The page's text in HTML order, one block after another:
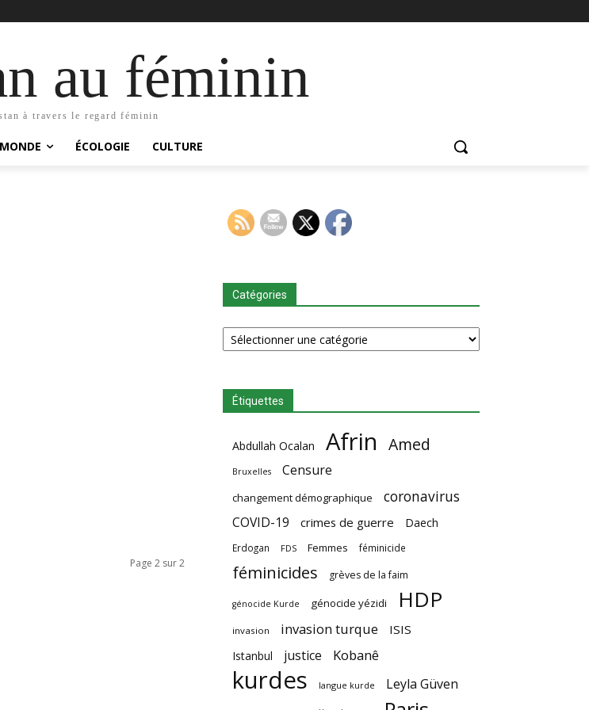
au féminin
à travers le regard féminin
MONDE ÉCOLOGIE CULTURE
Page 2 sur 2
Catégories
Catégories
Étiquettes
Abdullah Ocalan Afrin Amed
Bruxelles Censure
changement démographique coronavirus
COVID-19 crimes de guerre Daech
Erdogan FDS Femmes féminicide
féminicides grèves de la faim
génocide Kurde génocide yézidi HDP
invasion invasion turque ISIS
Istanbul justice Kobanê
kurdes langue kurde Leyla Güven